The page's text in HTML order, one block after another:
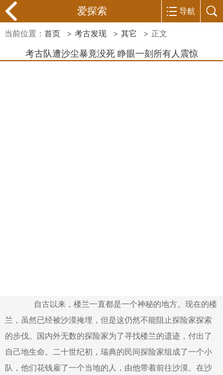
爱探索 导航
当前位置： 首页 > 考古发现 > 其它 > 正文
考古队遭沙尘暴竟没死 睁眼一刻所有人震惊
自古以来，楼兰一直都是一个神秘的地方。现在的楼
兰，虽然已经被沙漠掩埋，但是这仍然不能阻止探险家探索
的步伐。国内外无数的探险家为了寻找楼兰的遗迹，付出了
自己地生命。二十世纪初，瑞典的民间探险家组成了一个小
队，他们花钱雇了一个当地的人，由他带着前往沙漠。在沙